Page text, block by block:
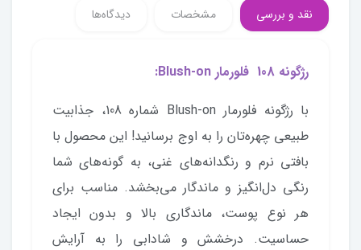
نقد و بررسی مشخصات دیدگاه‌ها
رژگونه 108 فلورمار Blush-on:
با رژگونه فلورمار Blush-on شماره 108، جذابیت
طبیعی چهره‌تان را به اوج برسانید! این محصول با
بافتی نرم و رنگدانه‌های غنی، به گونه‌های شما
رنگی دل‌انگیز و ماندگار می‌بخشد. مناسب برای
هر نوع پوست، ماندگاری بالا و بدون ایجاد
حساسیت. درخشش و شادابی را به آرایش